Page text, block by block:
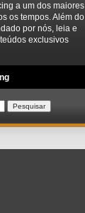
a um dos maiores
os tempos. Além do
por nós, leia e
exclusivos